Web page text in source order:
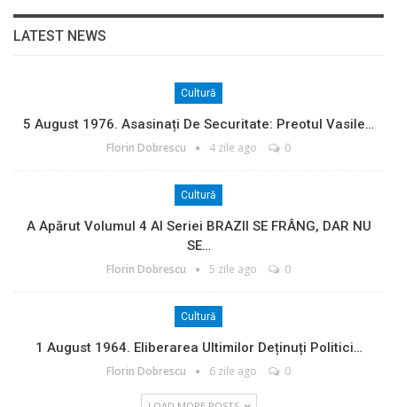
LATEST NEWS
Cultură
5 August 1976. Asasinați De Securitate: Preotul Vasile…
Florin Dobrescu 4 zile ago 0
Cultură
A Apărut Volumul 4 Al Seriei BRAZII SE FRÂNG, DAR NU
SE…
Florin Dobrescu 5 zile ago 0
Cultură
1 August 1964. Eliberarea Ultimilor Deținuți Politici…
Florin Dobrescu 6 zile ago 0